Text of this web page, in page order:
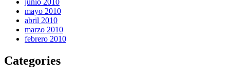
junio 2010
mayo 2010
abril 2010
marzo 2010
febrero 2010
Categories